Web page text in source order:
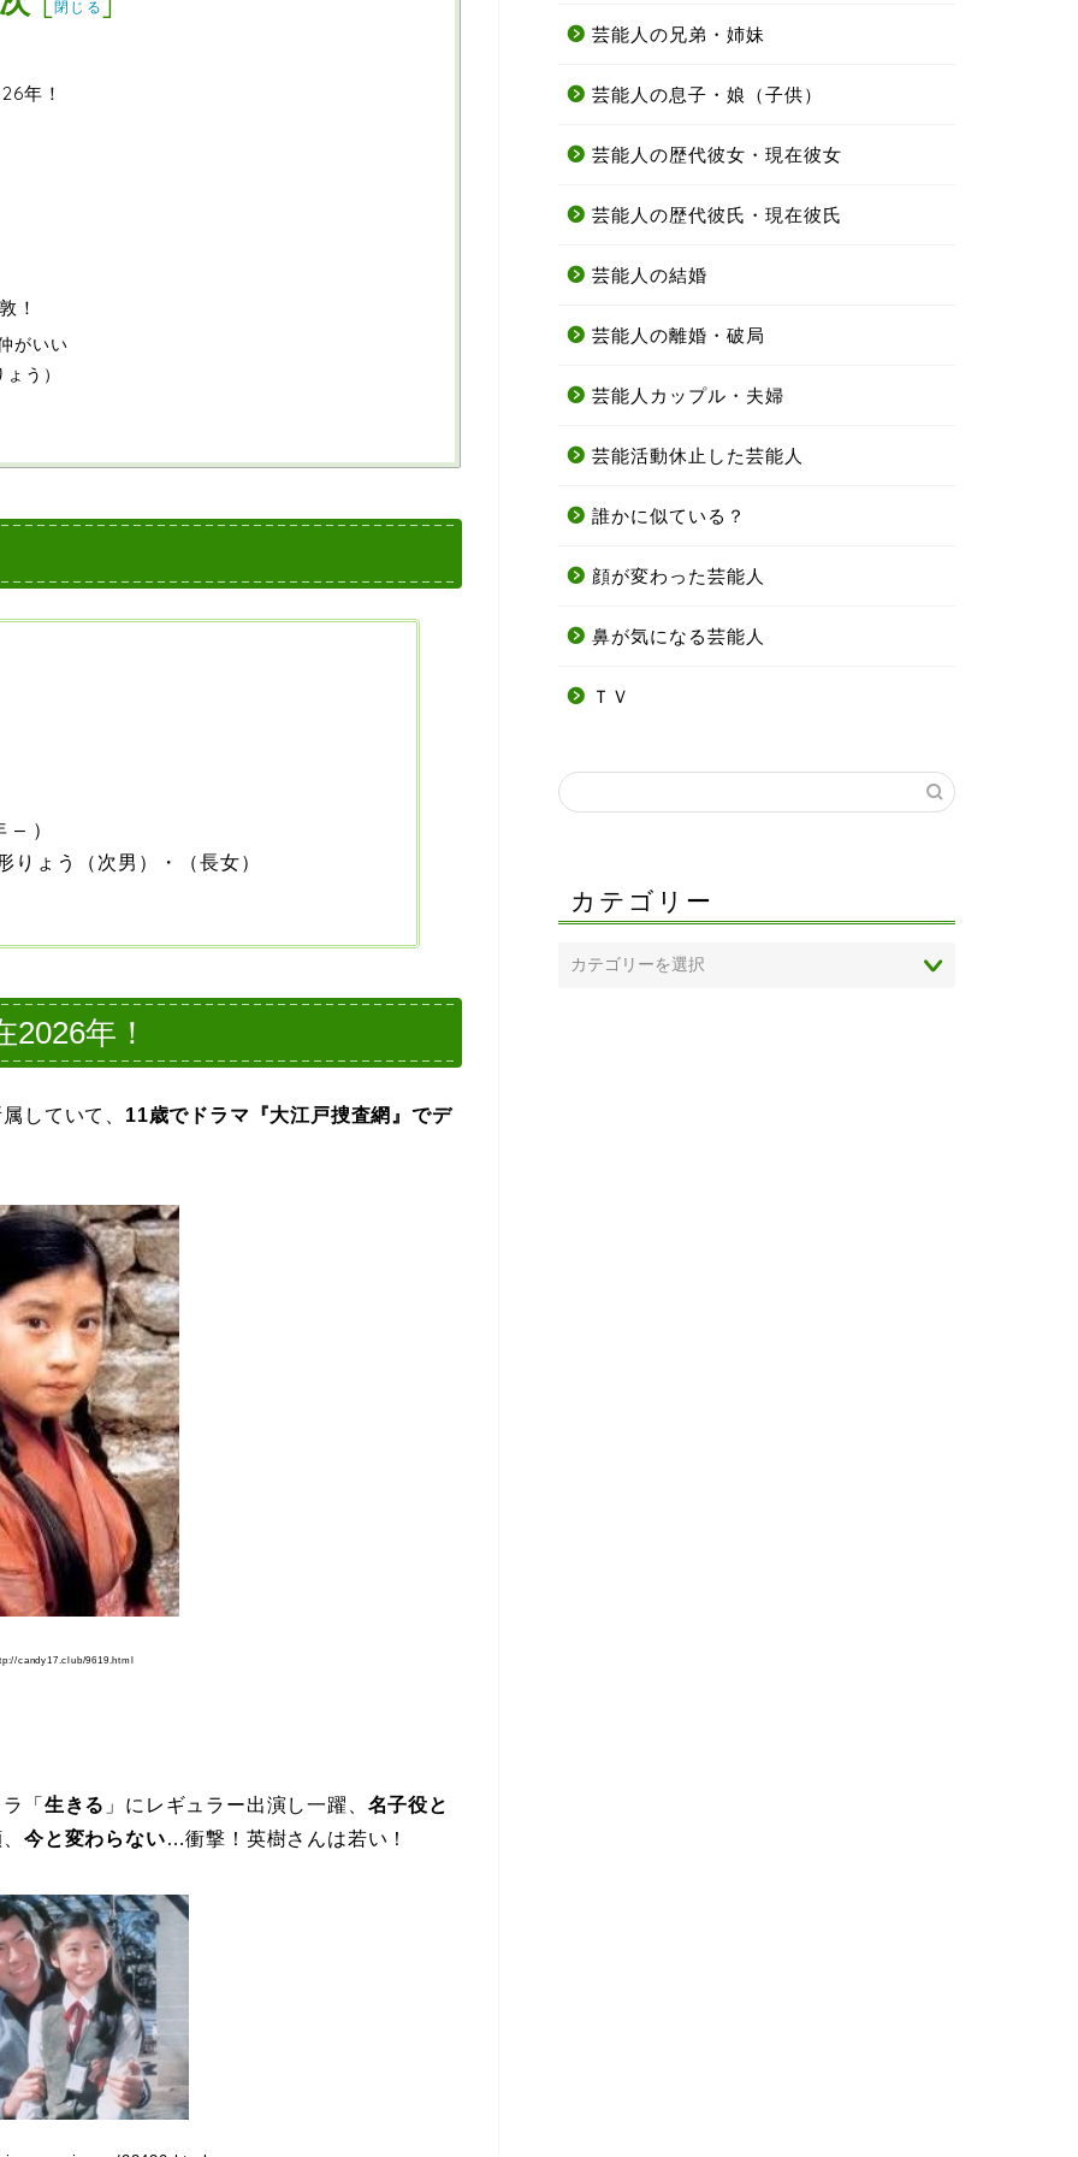
閉じる
年！
！
がいい
う）
– ）
りょう（次男）・（長女）
年！
していて、 11歳でドラマ『大江戸捜査網』でデ
candy17.club/9619.html
「 生きる 」にレギュラー出演し一躍、 名子役と
、今と変わらない…衝撃！英樹さんは若い！
芸能人の兄弟・姉妹
芸能人の息子・娘（子供）
芸能人の歴代彼女・現在彼女
芸能人の歴代彼氏・現在彼氏
芸能人の結婚
芸能人の離婚・破局
芸能人カップル・夫婦
芸能活動休止した芸能人
誰かに似ている？
顔が変わった芸能人
鼻が気になる芸能人
ＴＶ
カテゴリー